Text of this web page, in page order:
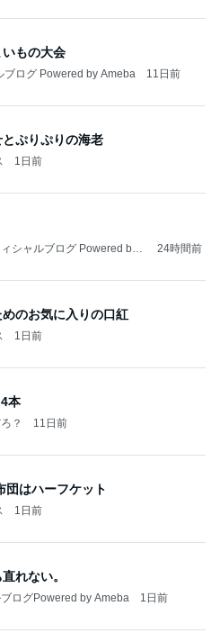
もの大会
ブログ Powered by Ameba 11日前
ぷりぷりの海老
1日前
シャルブログ Powered by
24時間前
のお気に入りの口紅
1日前
本
？ 11日前
団はハーフケット
1日前
れない。
ログPowered by Ameba 1日前